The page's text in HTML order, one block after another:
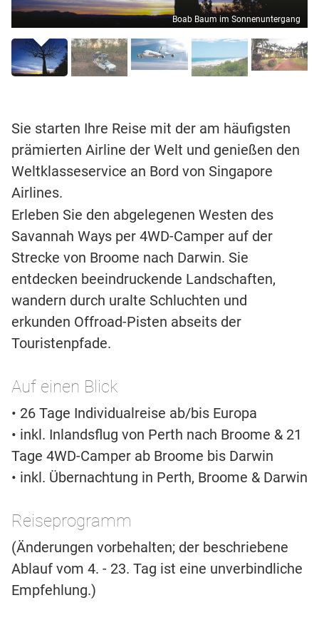
Boab Baum im Sonnenuntergang
Sie starten Ihre Reise mit der am häufigsten
prämierten Airline der Welt und genießen den
Weltklasseservice an Bord von Singapore
Airlines.
Erleben Sie den abgelegenen Westen des
Savannah Ways per 4WD-Camper auf der
Strecke von Broome nach Darwin. Sie
entdecken beeindruckende Landschaften,
wandern durch uralte Schluchten und
erkunden Offroad-Pisten abseits der
Touristenpfade.
Auf einen Blick
• 26 Tage Individualreise ab/bis Europa
• inkl. Inlandsflug von Perth nach Broome & 21
Tage 4WD-Camper ab Broome bis Darwin
• inkl. Übernachtung in Perth, Broome & Darwin
Reiseprogramm
(Änderungen vorbehalten; der beschriebene
Ablauf vom 4. - 23. Tag ist eine unverbindliche
Empfehlung.)